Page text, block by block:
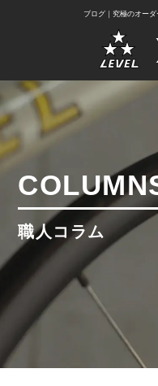
ブログ｜究極のオー
職人コラム